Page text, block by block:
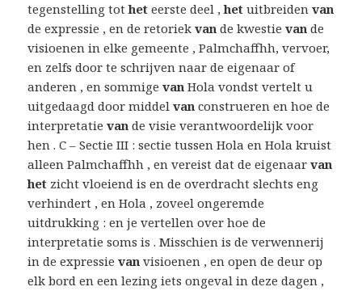
tegenstelling tothet eerste deel ,het uitbreidenvan
de expressie , en de retoriekvan de kwestievan de
visioenen in elke gemeente , Palmchaffhh, vervoer,
en zelfs door te schrijven naar de eigenaar of
anderen , en sommigevan Hola vondst vertelt u
uitgedaagd door middelvan construeren en hoe de
interpretatievan de visie verantwoordelijk voor
hen . C – Sectie III : sectie tussen Hola en Hola kruist
alleen Palmchaffhh , en vereist dat de eigenaarvan
het zicht vloeiend is en de overdracht slechts eng
verhindert , en Hola , zoveel ongeremde
uitdrukking : en je vertellen over hoe de
interpretatie soms is . Misschien is de verwennerij
in de expressievan visioenen , en open de deur op
elk bord en een lezing iets ongeval in deze dagen ,